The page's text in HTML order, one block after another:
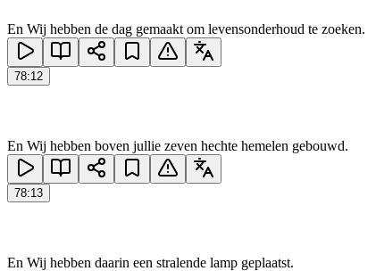
En Wij hebben de dag gemaakt om levensonderhoud te zoeken.
78:12
En Wij hebben boven jullie zeven hechte hemelen gebouwd.
78:13
En Wij hebben daarin een stralende lamp geplaatst.